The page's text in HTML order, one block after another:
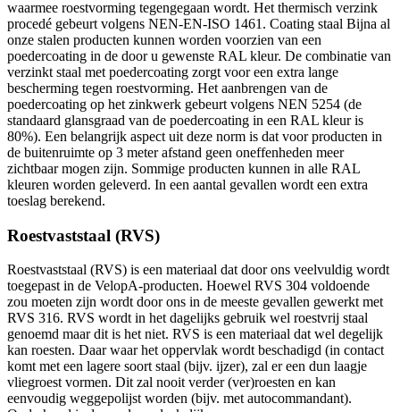
waarmee roestvorming tegengegaan wordt. Het thermisch verzink
procedé gebeurt volgens NEN-EN-ISO 1461. Coating staal Bijna al
onze stalen producten kunnen worden voorzien van een
poedercoating in de door u gewenste RAL kleur. De combinatie van
verzinkt staal met poedercoating zorgt voor een extra lange
bescherming tegen roestvorming. Het aanbrengen van de
poedercoating op het zinkwerk gebeurt volgens NEN 5254 (de
standaard glansgraad van de poedercoating in een RAL kleur is
80%). Een belangrijk aspect uit deze norm is dat voor producten in
de buitenruimte op 3 meter afstand geen oneffenheden meer
zichtbaar mogen zijn. Sommige producten kunnen in alle RAL
kleuren worden geleverd. In een aantal gevallen wordt een extra
toeslag berekend.
Roestvaststaal (RVS)
Roestvaststaal (RVS) is een materiaal dat door ons veelvuldig wordt
toegepast in de VelopA-producten. Hoewel RVS 304 voldoende
zou moeten zijn wordt door ons in de meeste gevallen gewerkt met
RVS 316. RVS wordt in het dagelijks gebruik wel roestvrij staal
genoemd maar dit is het niet. RVS is een materiaal dat wel degelijk
kan roesten. Daar waar het oppervlak wordt beschadigd (in contact
komt met een lagere soort staal (bijv. ijzer), zal er een dun laagje
vliegroest vormen. Dit zal nooit verder (ver)roesten en kan
eenvoudig weggepolijst worden (bijv. met autocommandant).